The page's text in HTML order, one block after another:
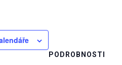
PODROBNOSTI